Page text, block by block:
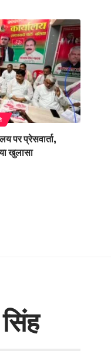
पर प्रेसवार्ता,
खुलासा